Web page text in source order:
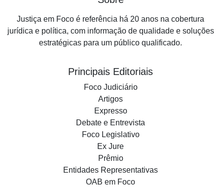
Justiça em Foco é referência há 20 anos na cobertura
jurídica e política, com informação de qualidade e soluções
estratégicas para um público qualificado.
Principais Editoriais
Foco Judiciário
Artigos
Expresso
Debate e Entrevista
Foco Legislativo
Ex Jure
Prêmio
Entidades Representativas
OAB em Foco